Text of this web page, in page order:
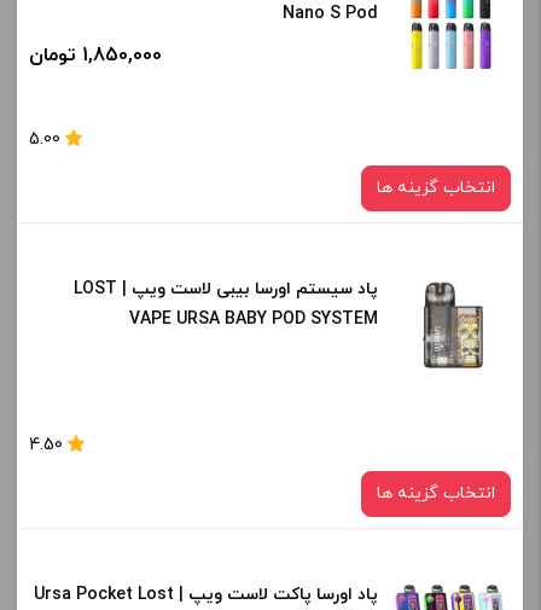
1.0 اهم
+
Nano S Pod
1,850,000 تومان
5.00
انتخاب گزینه ها
رنگ:
Lemon Yellow
+
پاد سیستم اورسا بیبی لاست ویپ | LOST
VAPE URSA BABY POD SYSTEM
4.50
انتخاب گزینه ها
رنگ:
پاد اورسا پاکت لاست ویپ | Ursa Pocket Lost